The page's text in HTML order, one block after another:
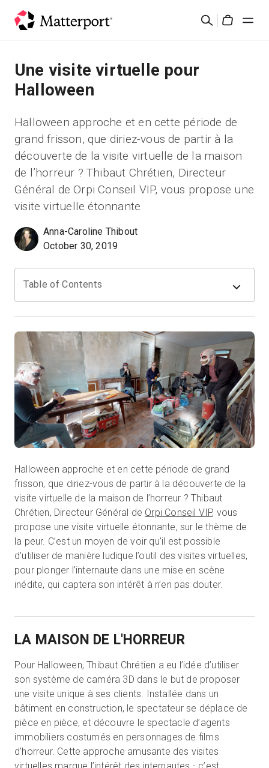
검
솔루션
제품
리소스
새로운 사항
문의하기
로그인
무료 체험판
영업: +65 6797 8416
KO
Une visite virtuelle pour
Halloween
Halloween approche et en cette période de
grand frisson, que diriez-vous de partir à la
découverte de la visite virtuelle de la maison
de l’horreur ? Thibaut Chrétien, Directeur
Général de Orpi Conseil VIP, vous propose une
visite virtuelle étonnante
Anna-Caroline Thibout
October 30, 2019
Table of Contents
Halloween approche et en cette période de grand
frisson, que diriez-vous de partir à la découverte de la
visite virtuelle de la maison de l’horreur ? Thibaut
Chrétien, Directeur Général de Orpi Conseil VIP, vous
propose une visite virtuelle étonnante, sur le thème de
la peur. C’est un moyen de voir qu’il est possible
d’utiliser de manière ludique l’outil des visites virtuelles,
pour plonger l’internaute dans une mise en scène
inédite, qui captera son intérêt à n’en pas douter.
LA MAISON DE L'HORREUR
Pour Halloween, Thibaut Chrétien a eu l’idée d’utiliser
son système de caméra 3D dans le but de proposer
une visite unique à ses clients. Installée dans un
bâtiment en construction, le spectateur se déplace de
pièce en pièce, et découvre le spectacle d’agents
immobiliers costumés en personnages de films
d’horreur. Cette approche amusante des visites